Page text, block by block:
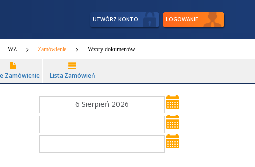
UTWÓRZ KONTO LOGOWANIE
WZ Zamówienie Wzory dokumentów
Zamówienie Lista Zamówień
6 Sierpień 2026